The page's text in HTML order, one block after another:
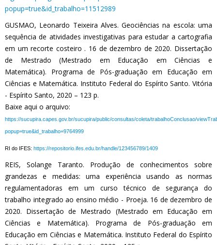
popup=true&id_trabalho=11512989
GUSMAO, Leonardo Teixeira Alves. Geociências na escola: uma
sequência de atividades investigativas para estudar a cartografia
em um recorte costeiro . 16 de dezembro de 2020. Dissertação
de Mestrado (Mestrado em Educação em Ciências e
Matemática). Programa de Pós-graduação em Educação em
Ciências e Matemática. Instituto Federal do Espírito Santo. Vitória
- Espírito Santo, 2020 – 123 p.
Baixe aqui o arquivo:
https://sucupira.capes.gov.br/sucupira/public/consultas/coleta/trabalhoConclusao/
popup=true&id_trabalho=9764999
RI do IFES: https://repositorio.ifes.edu.br/handle/123456789/1409
REIS, Solange Taranto. Produção de conhecimentos sobre
grandezas e medidas: uma experiência usando as normas
regulamentadoras em um curso técnico de segurança do
trabalho integrado ao ensino médio - Proeja. 16 de dezembro de
2020. Dissertação de Mestrado (Mestrado em Educação em
Ciências e Matemática). Programa de Pós-graduação em
Educação em Ciências e Matemática. Instituto Federal do Espírito